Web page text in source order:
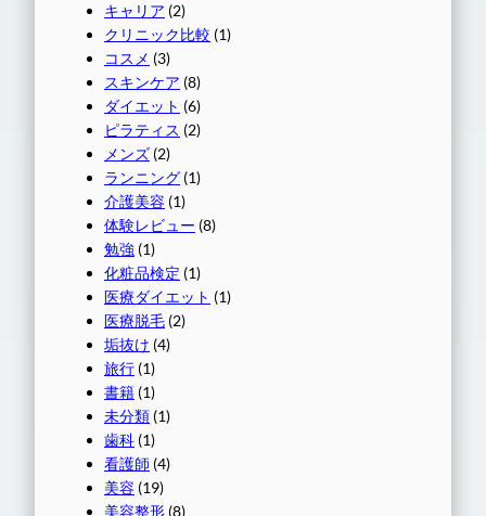
キャリア (2)
クリニック比較 (1)
コスメ (3)
スキンケア (8)
ダイエット (6)
ピラティス (2)
メンズ (2)
ランニング (1)
介護美容 (1)
体験レビュー (8)
勉強 (1)
化粧品検定 (1)
医療ダイエット (1)
医療脱毛 (2)
垢抜け (4)
旅行 (1)
書籍 (1)
未分類 (1)
歯科 (1)
看護師 (4)
美容 (19)
美容整形 (8)